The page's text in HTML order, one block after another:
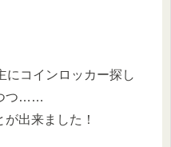
にコインロッカー探し
つ……
出来ました！